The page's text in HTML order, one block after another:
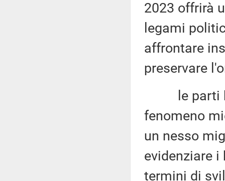
2023 offrirà
legami
affrontare
preservare
le parti
fenomeno
un nesso
evidenziare
termini di